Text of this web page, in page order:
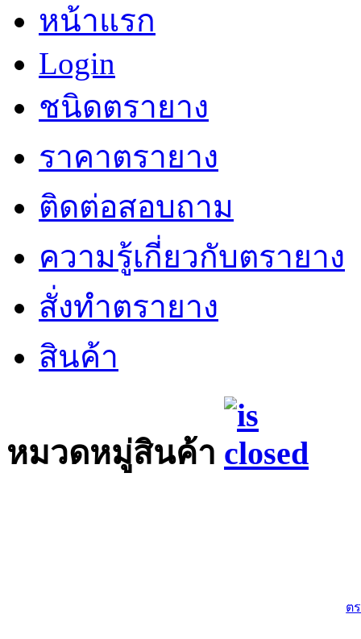
หน้าแรก
Login
ชนิดตรายาง
ราคาตรายาง
ติดต่อสอบถาม
ความรู้เกี่ยวกับตรายาง
สั่งทำตรายาง
สินค้า
หมวดหมู่สินค้า
ต